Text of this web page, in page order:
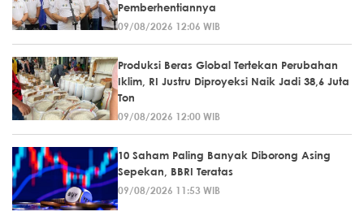
Pemberhentiannya
09/08/2026 12:06 WIB
Produksi Beras Global Tertekan Perubahan
Iklim, RI Justru Diproyeksi Naik Jadi 38,6 Juta
Ton
09/08/2026 12:00 WIB
10 Saham Paling Banyak Diborong Asing
Sepekan, BBRI Teratas
09/08/2026 11:53 WIB